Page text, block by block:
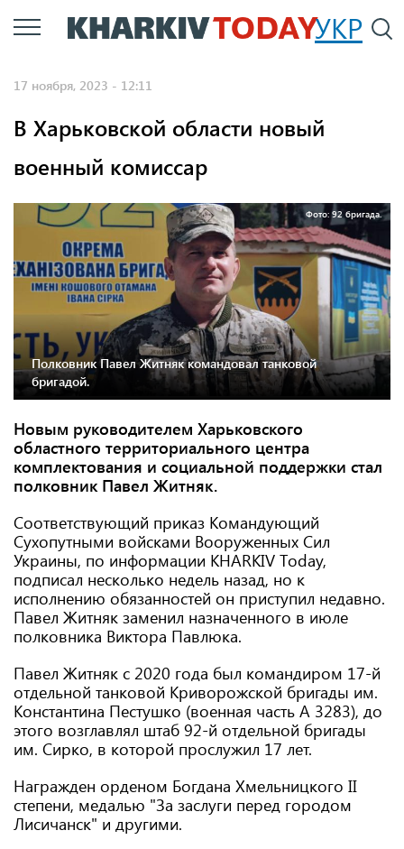
Перейти
к
УКР
17 ноября, 2023 - 12:11
В Харьковской области новый
военный комиссар
Фото: 92 бригада.
Полковник Павел Житняк командовал танковой
бригадой.
Новым руководителем Харьковского
областного территориального центра
комплектования и социальной поддержки стал
полковник Павел Житняк.
Соответствующий приказ Командующий
Сухопутными войсками Вооруженных Сил
Украины, по информации KHARKIV Tоday,
подписал несколько недель назад, но к
исполнению обязанностей он приступил недавно.
Павел Житняк заменил назначенного в июле
полковника Виктора Павлюка.
Павел Житняк с 2020 года был командиром 17-й
отдельной танковой Криворожской бригады им.
Константина Пестушко (военная часть А 3283), до
этого возглавлял штаб 92-й отдельной бригады
им. Сирко, в которой прослужил 17 лет.
Награжден орденом Богдана Хмельницкого ІІ
степени, медалью "За заслуги перед городом
Лисичанск" и другими.